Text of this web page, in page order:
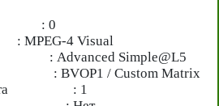
: 0
4 Visual
Advanced Simple@L5
: BVOP1 / Custom Matrix
: 1